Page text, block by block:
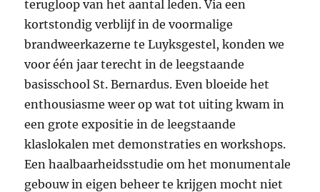
terugloop van het aantal leden. Via een
kortstondig verblijf in de voormalige
brandweerkazerne te Luyksgestel, konden we
voor één jaar terecht in de leegstaande
basisschool St. Bernardus. Even bloeide het
enthousiasme weer op wat tot uiting kwam in
een grote expositie in de leegstaande
klaslokalen met demonstraties en workshops.
Een haalbaarheidsstudie om het monumentale
gebouw in eigen beheer te krijgen mocht niet